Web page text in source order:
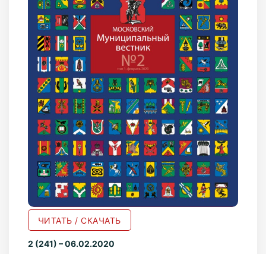
ЧИТАТЬ / СКАЧАТЬ
2 (241) – 06.02.2020